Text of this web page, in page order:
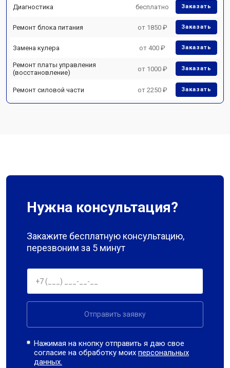
Диагностика бесплатно Заказать
Ремонт блока питания от 1850 ₽ Заказать
Замена кулера от 400 ₽ Заказать
Ремонт платы управления
(восстановление)
от 1000 ₽ Заказать
Ремонт силовой части от 2250 ₽ Заказать
Нужна консультация?
Закажите бесплатную консультацию,
перезвоним за 5 минут
Отправить заявку
Нажимая на кнопку отправить я даю свое
согласие на обработку моихперсональных
данных.